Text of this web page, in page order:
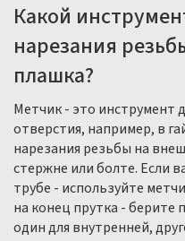
Какой
нарезания
плашка?
Метчик - это инструмент
отверстия, например, в
нарезания резьбы на
стержне или болте. Если
трубе - используйте
на конец прутка - берите
один для внутренней,